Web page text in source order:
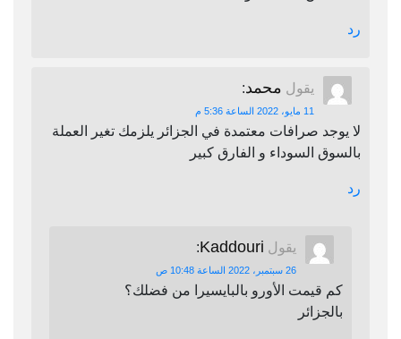
رد
يقول محمد:
11 مايو، 2022 الساعة 5:36 م
لا يوجد صرافات معتمدة في الجزائر يلزمك تغير العملة
بالسوق السوداء و الفارق كبير
رد
يقول Kaddouri
:
26 سبتمبر، 2022 الساعة 10:48 ص
كم قيمت الأورو بالبايسيرا من فضلك؟
بالجزائر